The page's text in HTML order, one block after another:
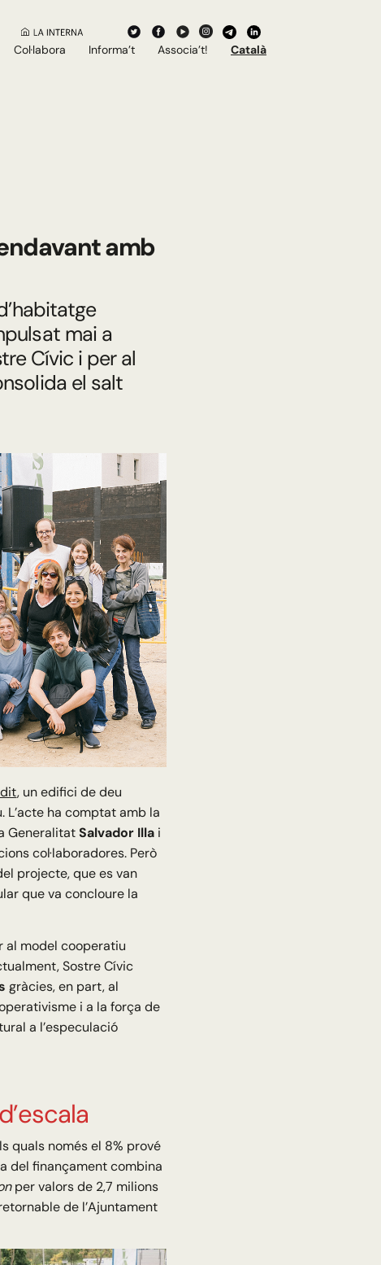
Col·labora Informa’t Associa’t! Català
amb
mai a
Cívic i per al
el salt
, un edifici de deu
L’acte ha comptat amb la
GeneralitatSalvador Illai
col·laboradores. Però
projecte, que es van
que va concloure la
al model cooperatiu
Sostre Cívic
gràcies, en part, al
i a la força de
a l’especulació
quals només el 8% prové
del finançament combina
per valors de 2,7 milions
de l’Ajuntament